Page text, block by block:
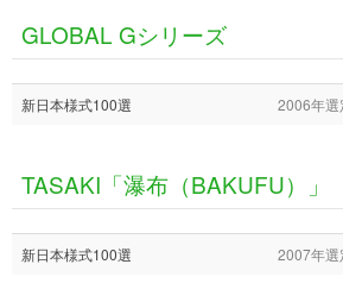
GLOBAL Gシリーズ
新日本様式100選 2006年選
TASAKI「瀑布（BAKUFU）」
新日本様式100選 2007年選